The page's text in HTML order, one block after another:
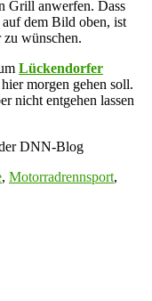
Grill anwerfen. Dass
dem Bild oben, ist
zu wünschen.
Lückendorfer
morgen gehen soll.
nicht entgehen lassen
DNN-Blog
, Motorradrennsport,